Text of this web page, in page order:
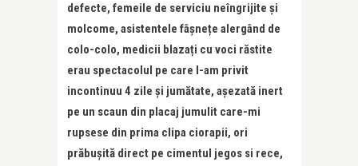
defecte, femeile de serviciu neîngrijite și
molcome, asistentele fâșnețe alergând de
colo-colo, medicii blazați cu voci răstite
erau spectacolul pe care l-am privit
incontinuu 4 zile și jumătate, așezată inert
pe un scaun din placaj jumulit care-mi
rupsese din prima clipa ciorapii, ori
prăbușită direct pe cimentul jegos si rece,